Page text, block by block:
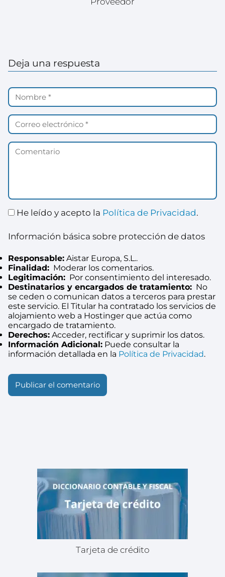
Deja una respuesta
He leído y acepto la Política de Privacidad.
Información básica sobre protección de datos
Responsable: Aistar Europa, S.L..
Finalidad: Moderar los comentarios.
Legitimación: Por consentimiento del interesado.
Destinatarios y encargados de tratamiento: No
se ceden o comunican datos a terceros para prestar
este servicio. El Titular ha contratado los servicios de
alojamiento web a Hostinger que actúa como
encargado de tratamiento.
Derechos: Acceder, rectificar y suprimir los datos.
Información Adicional: Puede consultar la
información detallada en la Política de Privacidad.
Tarjeta de crédito